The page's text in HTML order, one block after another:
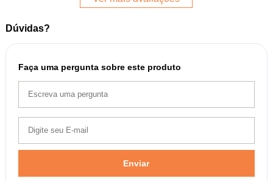
Dúvidas?
Faça uma pergunta sobre este produto
Enviar